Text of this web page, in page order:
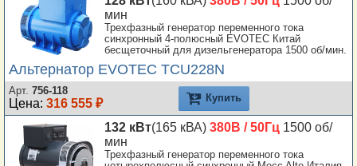
мин
Трехфазный генератор переменного тока
синхронный 4-полюсный EVOTEC Китай
бесщеточный для дизельгенератора 1500 об/мин.
Альтернатор EVOTEC TCU228N
Арт. 756-118
Цена: 316 555 ₽ Купить
132 кВт(165 кВА) 380В / 50Гц 1500 об/
мин
Трехфазный генератор переменного тока